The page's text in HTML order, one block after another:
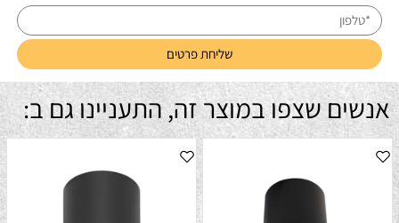
אנשים שצפו במוצר זה, התעניינו גם ב: